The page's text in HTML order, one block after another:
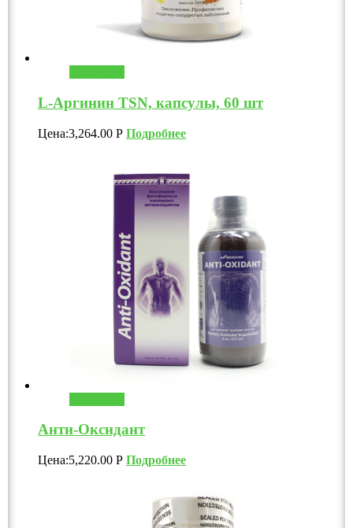
L-Аргинин TSN, капсулы, 60 шт
Цена:3,264.00 Р Подробнее
Анти-Оксидант
Цена:5,220.00 Р Подробнее